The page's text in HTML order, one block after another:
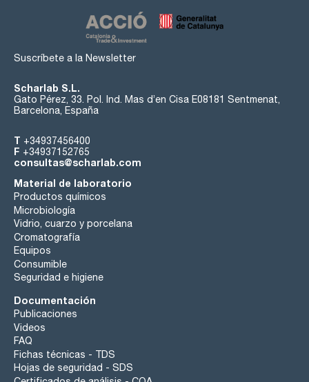
Suscríbete a la Newsletter
Scharlab S.L.
Gato Pérez, 33. Pol. Ind. Mas d’en Cisa E08181 Sentmenat,
Barcelona, España
T +34937456400
F +34937152765
consultas@scharlab.com
Material de laboratorio
Productos químicos
Microbiología
Vidrio, cuarzo y porcelana
Cromatografía
Equipos
Consumible
Seguridad e higiene
Documentación
Publicaciones
Videos
FAQ
Fichas técnicas - TDS
Hojas de seguridad - SDS